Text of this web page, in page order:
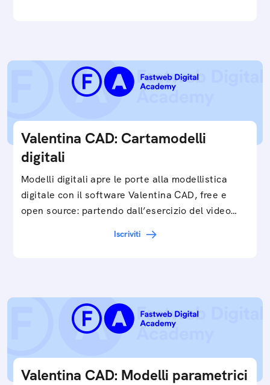
Valentina CAD: Cartamodelli
digitali
Modelli digitali apre le porte alla modellistica
digitale con il software Valentina CAD, free e
open source: partendo dall’esercizio del video…
Iscriviti
Valentina CAD: Modelli parametrici